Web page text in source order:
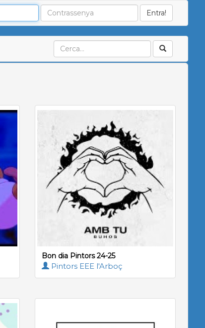
Bon dia Pintors 24-25
Pintors EEE l'Arboç